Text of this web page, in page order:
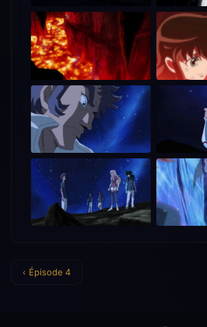
‹ Épisode 4